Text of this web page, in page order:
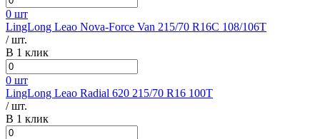
0 шт
LingLong Leao Nova-Force Van 215/70 R16C 108/106T
/ шт.
В 1 клик
0 шт
LingLong Leao Radial 620 215/70 R16 100T
/ шт.
В 1 клик